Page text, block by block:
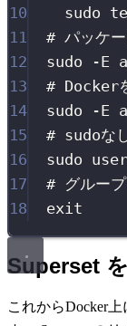
10
sudo
11
# パッケ
12
sudo -E
13
# Docker
14
sudo -E
15
# sudoな
16
sudo
17
# グループ
18
exit
Superset
これからDocker